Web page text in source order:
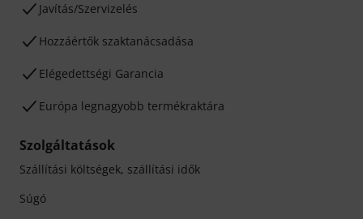
Javítás/Szervizelés
Hozzáértők szaktanácsadása
Elégedettségi Garancia
Európa legnagyobb termékraktára
Szolgáltatások
Szállítási költségek, szállítási idők
Súgó